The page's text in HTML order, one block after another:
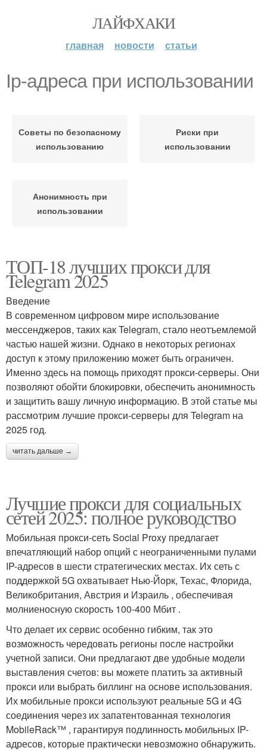
ЛАЙФХАКИ
главная новости статьи
Ip-адреса при использовании
Советы по безопасному
использованию
Риски при
использовании
Анонимность при
использовании
ТОП-18 лучших прокси для
Telegram 2025
Введение
В современном цифровом мире использование
мессенджеров, таких как Telegram, стало неотъемлемой
частью нашей жизни. Однако в некоторых регионах
доступ к этому приложению может быть ограничен.
Именно здесь на помощь приходят прокси-серверы. Они
позволяют обойти блокировки, обеспечить анонимность
и защитить вашу личную информацию. В этой статье мы
рассмотрим лучшие прокси-серверы для Telegram на
2025 год.
читать дальше →
Лучшие прокси для социальных
сетей 2025: полное руководство
Мобильная прокси-сеть Social Proxy предлагает
впечатляющий набор опций с неограниченными пулами
IP-адресов в шести стратегических местах. Их сеть с
поддержкой 5G охватывает Нью-Йорк, Техас, Флорида,
Великобритания, Австрия и Израиль , обеспечивая
молниеносную скорость 100-400 Мбит .
Что делает их сервис особенно гибким, так это
возможность чередовать регионы после настройки
учетной записи. Они предлагают две удобные модели
выставления счетов: вы можете платить за активный
прокси или выбрать биллинг на основе использования.
Их мобильные прокси используют реальные 5G и 4G
соединения через их запатентованная технология
MobileRack™ , гарантируя подлинность мобильных IP-
адресов, которые практически невозможно обнаружить.